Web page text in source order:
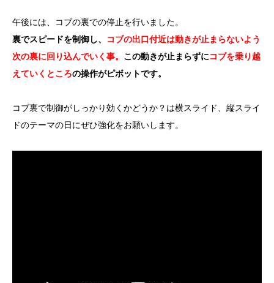
午後には、コブの裏での停止を行いました。
裏でスピードを制御し、
コブの出口付近は動きが止まらないよう
次の裏に回り込んでいく事。 この動きが止まらずにコブを乗り越
えていくところの操作がピボットです。
コブ裏で制御がしっかり効くかどうか？は横スライド、縦スライ
ドのテーマの日にぜひ強化をお願いします。